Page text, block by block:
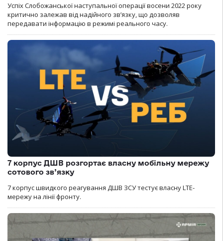
Успіх Слобожанської наступальної операції восени 2022 року
критично залежав від надійного зв’язку, що дозволяв
передавати інформацію в режимі реального часу.
7 корпус ДШВ розгортає власну мобільну мережу
сотового зв’язку
7 корпус швидкого реагування ДШВ ЗСУ тестує власну LTE-
мережу на лінії фронту.